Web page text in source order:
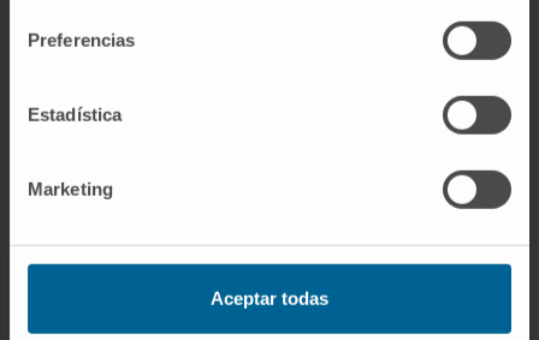
Preferencias
Estadística
Marketing
Aceptar todas
Pruebas diagnósticas
Cuidados en casa
NUESTROS PROFESIONALES